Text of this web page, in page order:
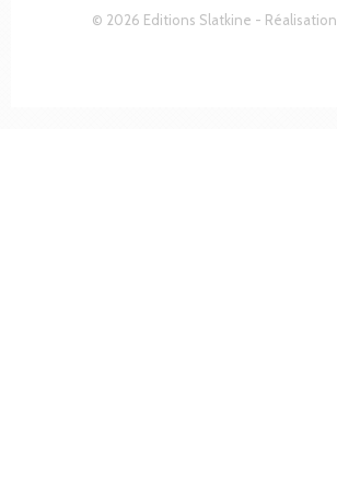
© 2026 Editions Slatkine - Réalisation